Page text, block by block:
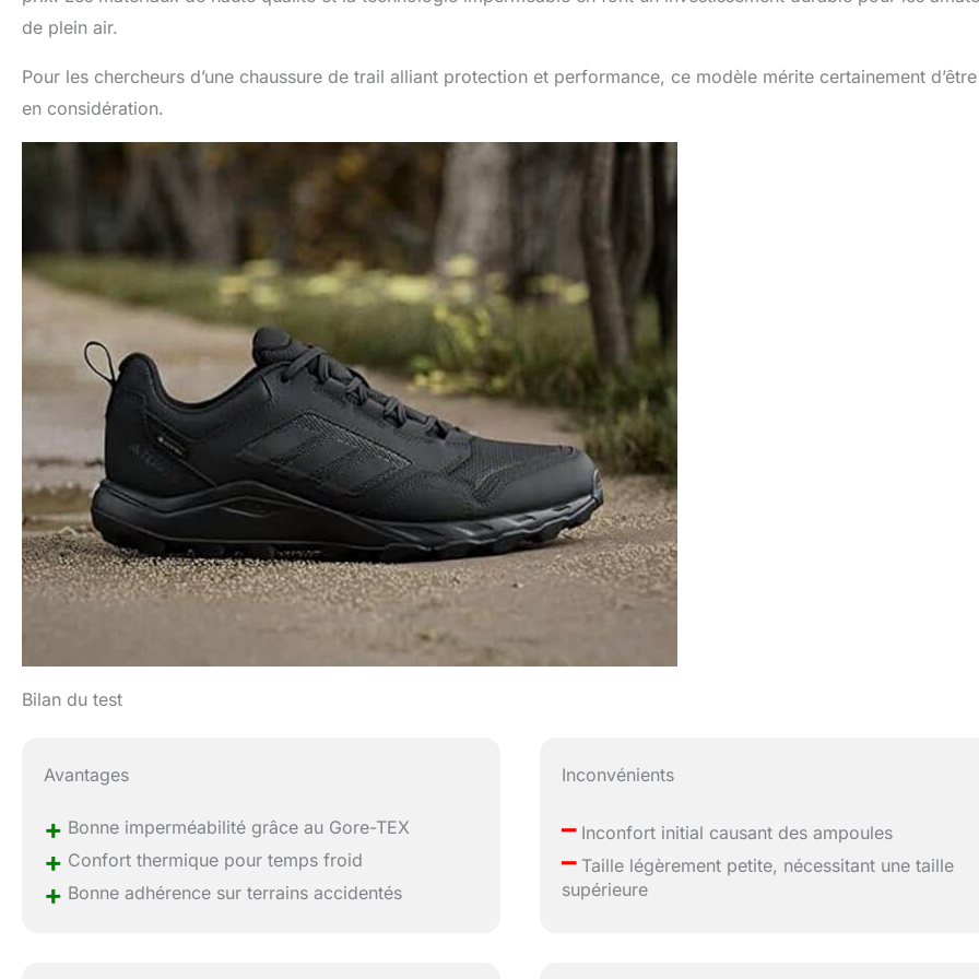
de plein air.
Pour les chercheurs d’une chaussure de trail alliant protection et performance, ce modèle mérite certainement
en considération.
Bilan du test
Avantages
+ Bonne imperméabilité grâce au Gore-TEX
+ Confort thermique pour temps froid
+ Bonne adhérence sur terrains accidentés
Inconvénients
–Inconfort initial causant des ampoules
–Taille légèrement petite, nécessitant une taille
supérieure